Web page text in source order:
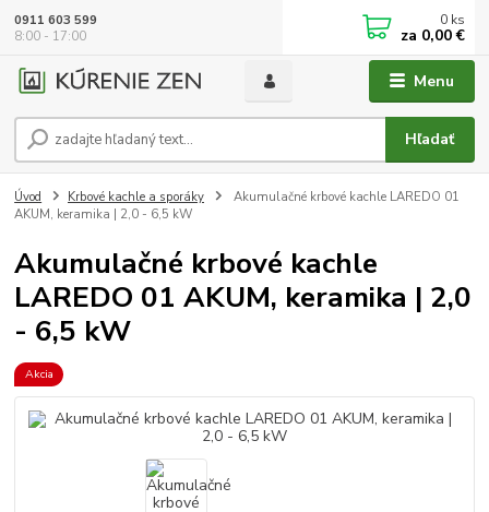
Menu
Hľadať
0911 603 599
8:00 - 17:00
0 ks
za 0,00 €
Úvod Krbové kachle a sporáky
Akumulačné krbové kachle LAREDO 01
AKUM, keramika | 2,0 - 6,5 kW
Akumulačné krbové kachle
LAREDO 01 AKUM, keramika | 2,0
- 6,5 kW
Akcia